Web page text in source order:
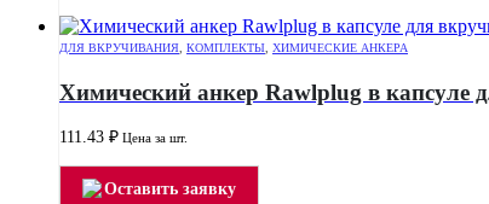
ДЛЯ ВКРУЧИВАНИЯ КОМПЛЕКТЫ ХИМИЧЕСКИЕ АНКЕРА
Химический анкер Rawlplug в капсуле
111.43 ₽ Цена за шт.
Оставить заявку